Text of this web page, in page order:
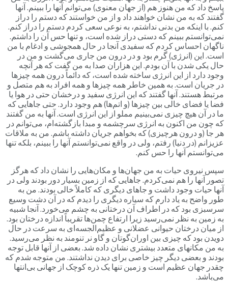
پاسخ داد که من هنوز هم (از جهان معنوی) می‌توانم آنها را ببینم. آنها
گفتند که به من نشان خواهند داد و از من خواستند که دستم را دراز
کنم. با اینکه من بدنی نداشتم، به نوعی سعی کردم دستم را دراز کنم.
نمی‌توانستم ببینم که دستی دراز شده است، و تنها حس آن را داشتم.
ناگهان احساس کردم که سفیدی آنجا در حال همجوشی و ادغام با من
است. این (انرژی) گرم بود و در درون من جاری می‌گشت و من در
حال یکی شدن با آن بودم. این هزاران صدا به من گفت که هر آنچه
وجود دارد از این انرژی ساخته شده است، که دائماً درون همه چیزها
در جریان است. به همین خاطر همه چیزها و همه افراد به هم متصل و
مرتبط هستند. آنها گفتند که این انرژی سفید و درخشان حتی در هوا یا
فضا یا فضای خالی بین چیزها (و اتم‌ها) هم وجود دارد. حتی جاهایی که
ما در آن هیچ چیزی نمی‌بینیم مملو از این انرژی است. آنها به من گفتند
که چون من اکنون به انرژی سرچشمه و مبدا بازگشته‌ام، می‌توانم در
هر جا (و درون هرچیزی) که بخواهم جریان داشته باشم. من به ملاقات
عزیزانم (در دنیا) رفتم، ولی در واقع نمی‌توانستم آنها را ببینم، بلکه تنها
می‌توانستم آنها را حس کنم.
سپس نیروی حیات به من جهان‌ها و مکان‌هایی را نشان داد که هرگز
تصور آنها را هم نمی‌کردم. جاهایی که از زمین بسیار دور بودند ولی در
آنها حیات وجود داشت و جاهای دیگری که کاملاً خالی بودند. من به
طور واضح به یاد دارم که سیاره دیگری را دیدم که در آن دشت وسیع
سرسبزی بود که در اطراف آن درختانی به چشم می‌خورد. آنجا شبیه
به زمین به نظر نمی‌رسید زیرا ارتفاع چمن‌ها تقریباً اندازه درختان بود.
از میان درختان حیوانی عضلانی و عظیم‌الجسه‌ای به سرعت در حال
دویدن بود که چیزی بین اوران‌گوتان و گاو نر تنومند به نظر می‌رسید.
به من مکانهای متعدد بیشتری نشان داده شد. بعضی از آنها قابل توجه
بودند و بعضی دیگر چیز خاصی برای دیدن نداشتند. من متوجه شدم که
چقدر جهان عظیم است و زمین تنها یک ذره کوچک از جهانی بی‌انتها
می‌باشد.